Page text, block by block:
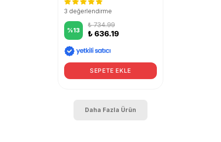
3 değerlendirme
%13
₺ 734.99
₺ 636.19
SEPETE EKLE
Daha Fazla Ürün